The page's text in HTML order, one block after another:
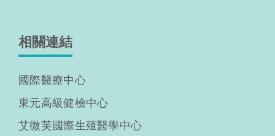
相關連結
國際醫療中心
東元高級健檢中心
艾微芙國際生殖醫學中心